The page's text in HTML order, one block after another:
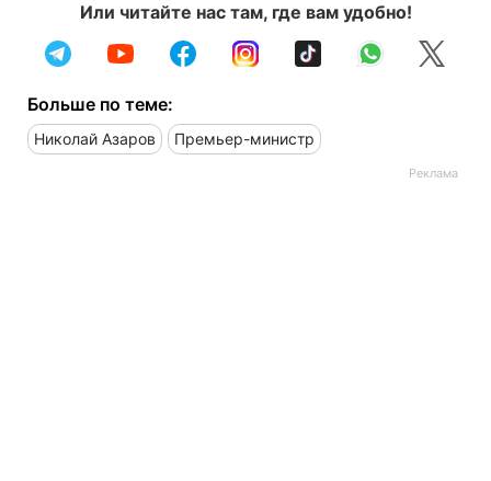
Или читайте нас там, где вам удобно!
Больше по теме:
Николай Азаров Премьер-министр